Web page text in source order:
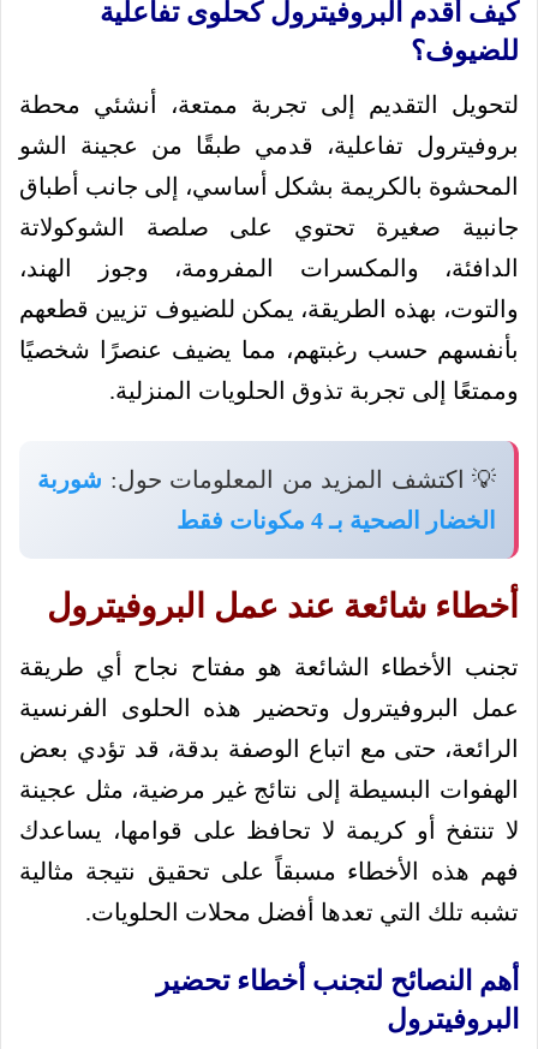
كيف أقدم البروفيترول كحلوى تفاعلية
للضيوف؟
لتحويل التقديم إلى تجربة ممتعة، أنشئي محطة
بروفيترول تفاعلية، قدمي طبقًا من عجينة الشو
المحشوة بالكريمة بشكل أساسي، إلى جانب أطباق
جانبية صغيرة تحتوي على صلصة الشوكولاتة
الدافئة، والمكسرات المفرومة، وجوز الهند،
والتوت، بهذه الطريقة، يمكن للضيوف تزيين قطعهم
بأنفسهم حسب رغبتهم، مما يضيف عنصرًا شخصيًا
وممتعًا إلى تجربة تذوق الحلويات المنزلية.
💡 اكتشف المزيد من المعلومات حول: شوربة
الخضار الصحية بـ 4 مكونات فقط
أخطاء شائعة عند عمل البروفيترول
تجنب الأخطاء الشائعة هو مفتاح نجاح أي طريقة
عمل البروفيترول وتحضير هذه الحلوى الفرنسية
الرائعة، حتى مع اتباع الوصفة بدقة، قد تؤدي بعض
الهفوات البسيطة إلى نتائج غير مرضية، مثل عجينة
لا تنتفخ أو كريمة لا تحافظ على قوامها، يساعدك
فهم هذه الأخطاء مسبقاً على تحقيق نتيجة مثالية
تشبه تلك التي تعدها أفضل محلات الحلويات.
أهم النصائح لتجنب أخطاء تحضير
البروفيترول